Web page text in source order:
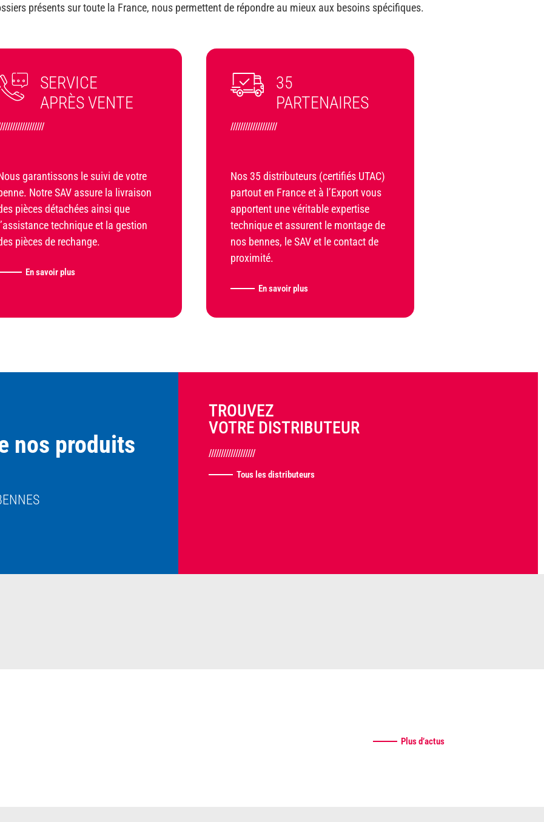
présents sur toute la France, nous permettent de répondre au mieux aux besoins spécifiques.
SERVICE
APRÈS VENTE
garantissons le suivi de votre
Notre SAV assure la livraison
pièces détachées ainsi que
technique et la gestion
pièces de rechange.
En savoir plus
35
PARTENAIRES
///////////////////
Nos 35 distributeurs (certifiés UTAC)
partout en France et à l’Export vous
apportent une véritable expertise
technique et assurent le montage de
nos bennes, le SAV et le contact de
proximité.
En savoir plus
nos produits
TROUVEZ
VOTRE DISTRIBUTEUR
///////////////////
Tous les distributeurs
Plus d’actus